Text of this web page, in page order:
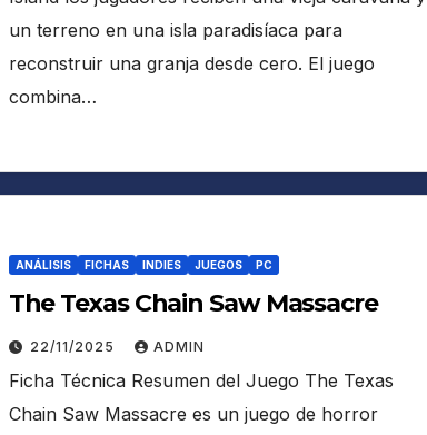
un terreno en una isla paradisíaca para
reconstruir una granja desde cero. El juego
combina…
ANÁLISIS FICHAS INDIES JUEGOS PC
The Texas Chain Saw Massacre
22/11/2025 ADMIN
Ficha Técnica Resumen del Juego The Texas
Chain Saw Massacre es un juego de horror